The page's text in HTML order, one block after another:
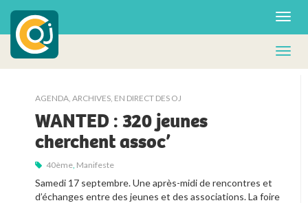
AGENDA ,ARCHIVES EN DIRECT DES OJ
WANTED : 320 jeunes
cherchent assoc’
40ème Manifeste
Samedi 17 septembre. Une après-midi de rencontres et
d’échanges entre des jeunes et des associations. La foire